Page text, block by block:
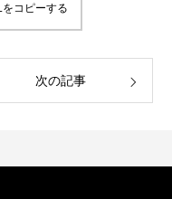
コピーする
次の記事